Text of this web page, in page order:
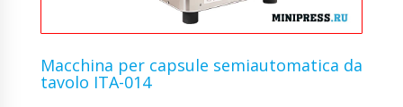
Macchina per capsule semiautomatica da
tavolo ITA-014